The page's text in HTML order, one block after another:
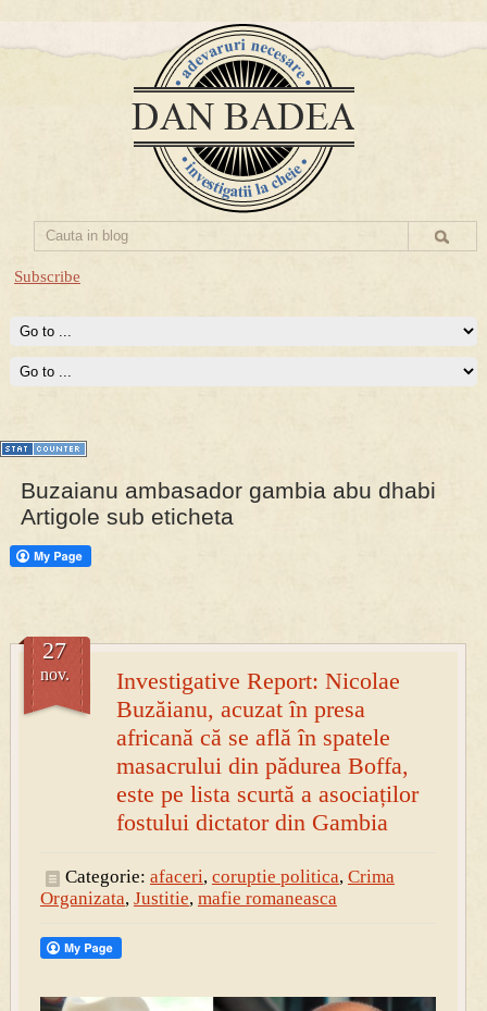
Subscribe
PRESA
Permise pentru vânătoarea de porci în costume, cu gulere albe
Prima mea carte publicata (Nemira)
Averea Presedintelui: prima lucrare despre controversatele
conturi secrete ale Securitatii.
Buzaianu ambasador gambia abu dhabi
Artigole sub eticheta
Investigative Report: Nicolae
Buzăianu, acuzat în presa
africană că se află în spatele
masacrului din pădurea Boffa,
este pe lista scurtă a asociaților
fostului dictator din Gambia
27
nov.
Categorie: afaceri, coruptie politica, Crima
Organizata, Justitie, mafie romaneasca